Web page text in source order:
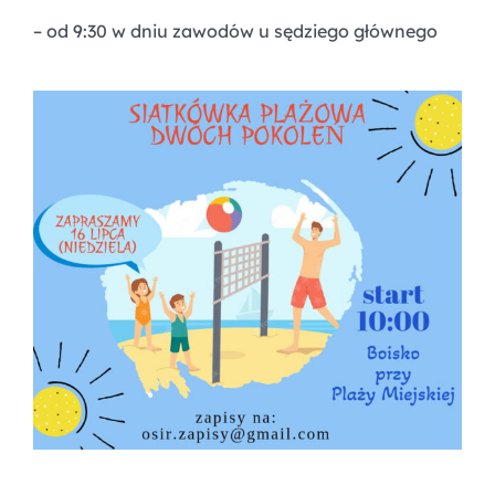
– od 9:30 w dniu zawodów u sędziego głównego